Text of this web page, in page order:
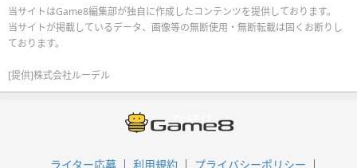
当サイトはGame8編集部が独自に作成したコンテンツを提供しております。
当サイトが掲載しているデータ、画像等の無断使用・無断転載は固くお断りし
ております。
[提供]株式会社ルーデル
ライター応募 利用規約 プライバシーポリシー